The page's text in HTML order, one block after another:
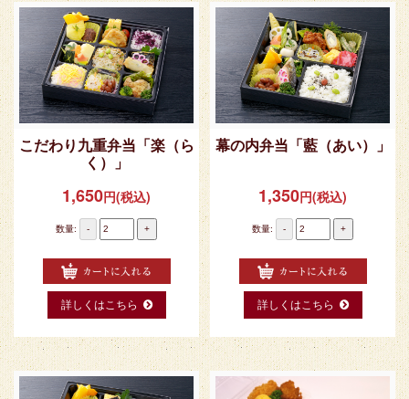
こだわり九重弁当「楽（ら
く）」
1,650円(税込)
数量: - +
詳しくはこちら
幕の内弁当「藍（あい）」
1,350円(税込)
数量: - +
詳しくはこちら